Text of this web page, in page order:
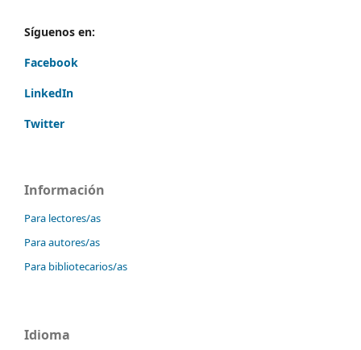
Síguenos en:
Facebook
LinkedIn
Twitter
Información
Para lectores/as
Para autores/as
Para bibliotecarios/as
Idioma